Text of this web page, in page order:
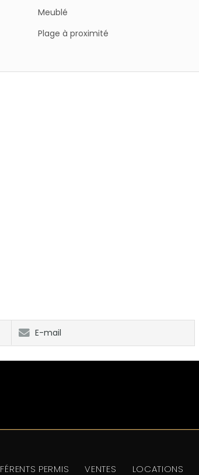
Meublé
Plage à proximité
E-mail
PERMIS VENTES LOCATIONS